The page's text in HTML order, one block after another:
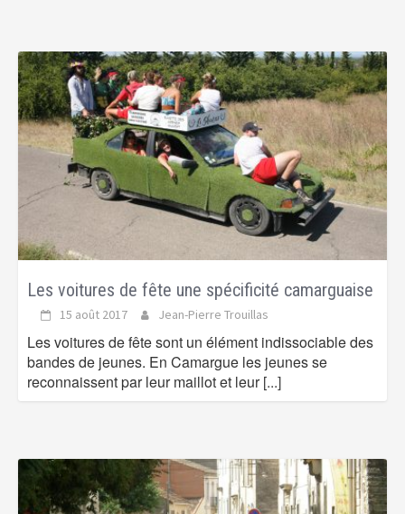
Les voitures de fête une spécificité camarguaise
15 août 2017 Jean-Pierre Trouillas
Les voitures de fête sont un élément indissociable des
bandes de jeunes. En Camargue les jeunes se
reconnaissent par leur maillot et leur[...]